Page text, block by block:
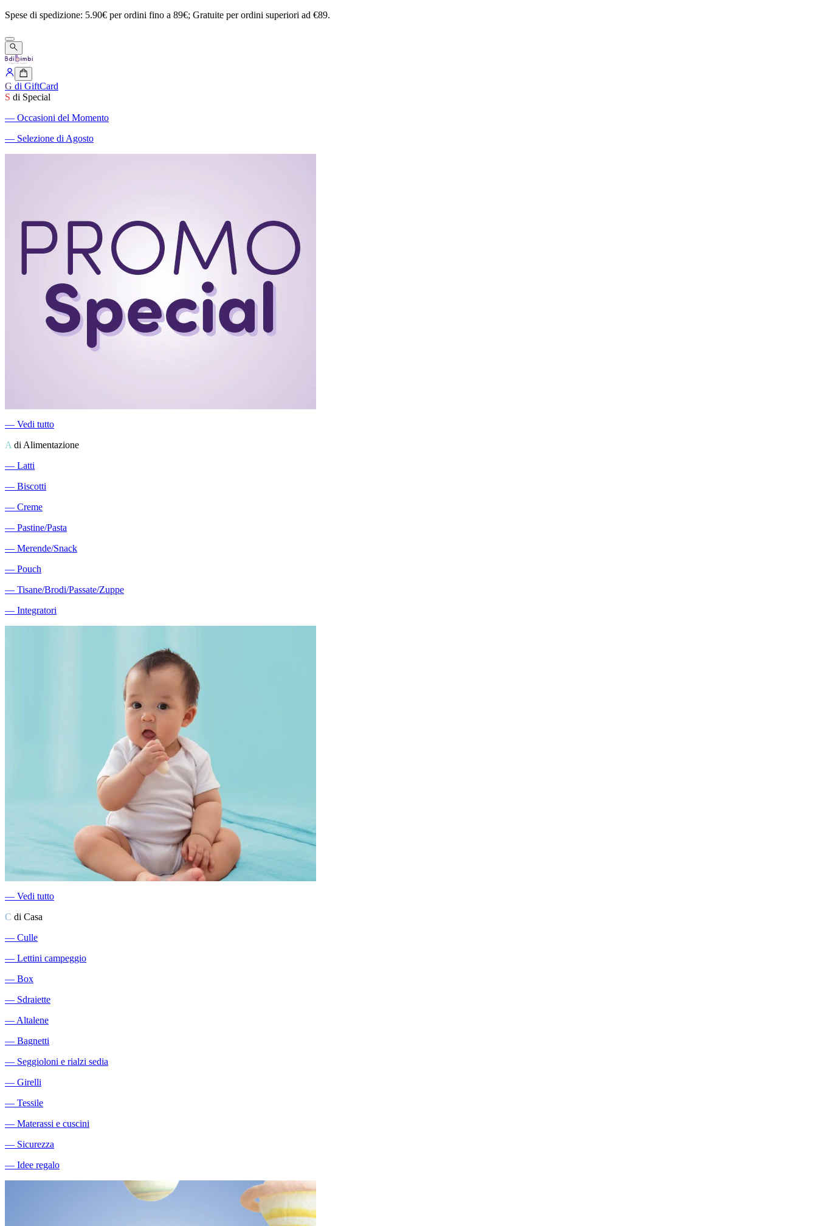
Spese di spedizione: 5.90€ perordini fino a 89€; Gratuite perordini superiori ad €89.
G di GiftCard
S di Special
― Occasioni del Momento
― Selezione di Agosto
― Vedi tutto
A di Alimentazione
― Latti
― Biscotti
― Creme
― Pastine/Pasta
― Merende/Snack
― Pouch
― Tisane/Brodi/Passate/Zuppe
― Integratori
― Vedi tutto
C di Casa
― Culle
― Lettini campeggio
― Box
― Sdraiette
― Altalene
― Bagnetti
― Seggioloni e rialzi sedia
― Girelli
― Tessile
― Materassi e cuscini
― Sicurezza
― Idee regalo